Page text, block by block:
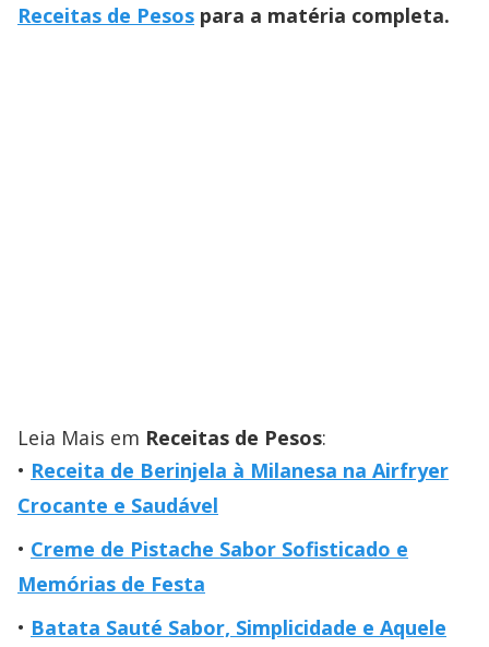
Receitas de Pesos para a matéria completa.
Leia Mais em Receitas de Pesos:
Receita de Berinjela à Milanesa na Airfryer
Crocante e Saudável
Creme de Pistache Sabor Sofisticado e
Memórias de Festa
Batata Sauté Sabor, Simplicidade e Aquele